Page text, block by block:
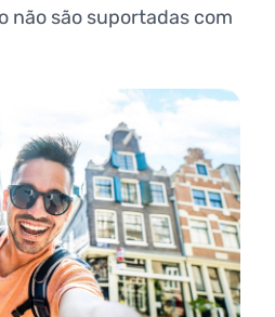
não são suportadas com